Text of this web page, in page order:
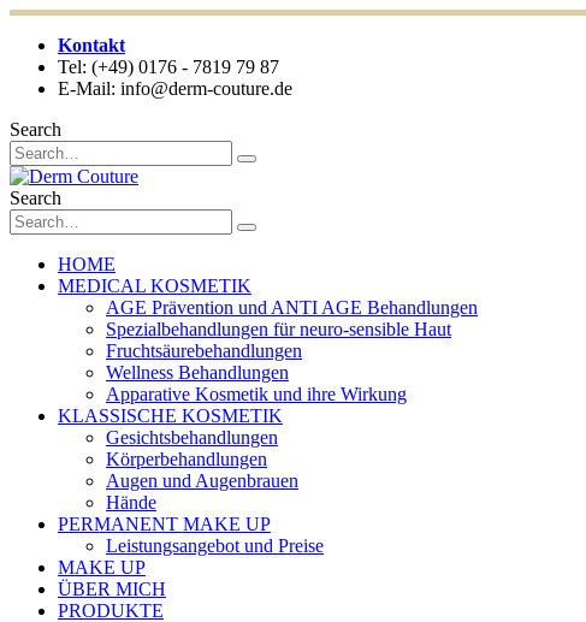
Kontakt
Tel: (+49) 0176 - 7819 79 87
E-Mail: info@derm-couture.de
Search
Search
HOME
MEDICAL KOSMETIK
AGE Prävention und ANTI AGE Behandlungen
Spezialbehandlungen für neuro-sensible Haut
Fruchtsäurebehandlungen
Wellness Behandlungen
Apparative Kosmetik und ihre Wirkung
KLASSISCHE KOSMETIK
Gesichtsbehandlungen
Körperbehandlungen
Augen und Augenbrauen
Hände
PERMANENT MAKE UP
Leistungsangebot und Preise
MAKE UP
ÜBER MICH
PRODUKTE